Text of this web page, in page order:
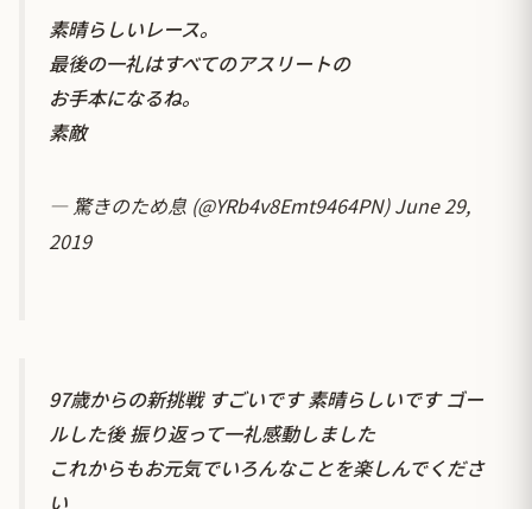
素晴らしいレース。
最後の一礼はすべてのアスリートの
お手本になるね。
素敵
— 驚きのため息 (@YRb4v8Emt9464PN)June 29,
2019
97歳からの新挑戦 すごいです 素晴らしいです ゴー
ルした後 振り返って一礼感動しました
これからもお元気でいろんなことを楽しんでくださ
い